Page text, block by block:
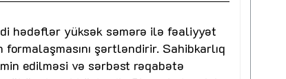
hədəflər yüksək səmərə ilə fəaliyyət
şərtləndirir. Sahibkarlıq
edilməsi və sərbəst rəqabətə